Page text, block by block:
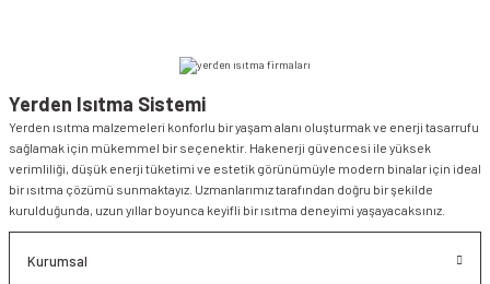
Yerden Isıtma Sistemi
Yerden ısıtma malzemeleri konforlu bir yaşam alanı oluşturmak ve enerji tasarrufu
sağlamak için mükemmel bir seçenektir. Hakenerji güvencesi ile yüksek
verimliliği, düşük enerji tüketimi ve estetik görünümüyle modern binalar için ideal
bir ısıtma çözümü sunmaktayız. Uzmanlarımız tarafından doğru bir şekilde
kurulduğunda, uzun yıllar boyunca keyifli bir ısıtma deneyimi yaşayacaksınız.
Kurumsal